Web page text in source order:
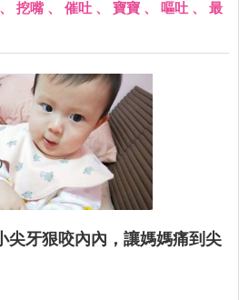
、 挖嘴、 催吐 、 寶寶 、 嘔吐 、 最
尖牙狠咬內內，讓媽媽痛到尖